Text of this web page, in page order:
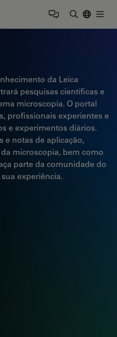
da Leica
pesquisas científicas e
microscopia. O portal
profissionais experientes e
e experimentos diários.
e notas de aplicação,
microscopia, bem como
parte da comunidade do
experiência.